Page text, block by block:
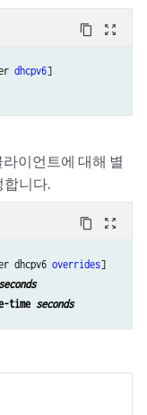
content_copy zoom_out_map
dhcpv6]
이언트에 대해 별
합니다.
content_copy zoom_out_map
dhcpv6 overrides]
seconds
time seconds